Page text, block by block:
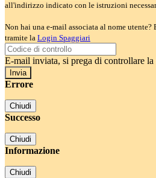
all'indirizzo indicato con le istruzioni
Non hai una e-mail associata al nome utente?
tramite la Login Spaggiari
E-mail inviata, si prega di controllare la
Errore
Chiudi
Successo
Chiudi
Informazione
Chiudi